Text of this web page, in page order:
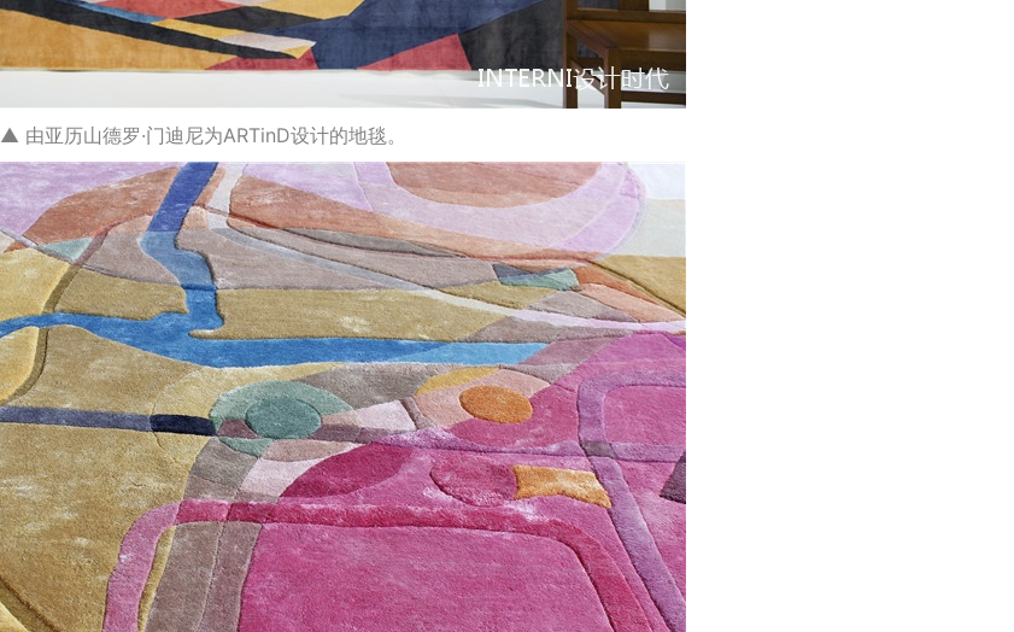
▲ 由亚历山德罗·门迪尼为ARTinD设计的地毯。